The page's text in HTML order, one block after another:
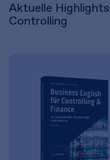
Aktuelle
Controlling